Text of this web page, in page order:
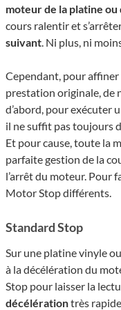
moteur de la platine
cours ralentir et
suivant. Ni plus, ni
Cependant, pour
prestation originale, de
d’abord, pour exécu­ter
il ne suffit pas toujours
Et pour cause, toute la
parfaite gestion de la
l’arrêt du moteur. Pour
Motor Stop différents.
Standard Stop
Sur une platine vinyle
à la décélération du
Stop pour lais­ser la
décélérationtrès